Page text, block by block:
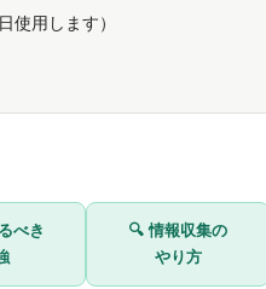
使用します）
べき
🔍 情報収集の
やり方